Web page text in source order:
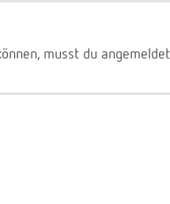
musst du